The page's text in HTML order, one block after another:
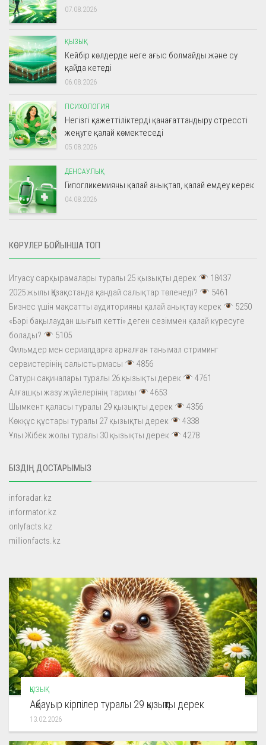
07.08.2026
ҚЫЗЫҚ
Кейбір көлдерде неге ағыс болмайды және су
қайда кетеді
06.08.2026
ПСИХОЛОГИЯ
Негізгі қажеттіліктерді қанағаттандыру стрессті
жеңуге қалай көмектеседі
05.08.2026
ДЕНСАУЛЫҚ
Гипогликемияны қалай анықтап, қалай емдеу керек
04.08.2026
КӨРУЛЕР БОЙЫНША ТОП
Игуасу сарқырамалары туралы 25 қызықты дерек
18437
2025 жылы Қазақстанда қандай салықтар төленеді?
5461
Бизнес үшін мақсатты аудиторияны қалай анықтау керек
5250
«Бәрі бақылаудан шығып кетті» деген сезіммен қалай күресуге
болады?
5105
Фильмдер мен сериалдарға арналған танымал стриминг
сервистерінің салыстырмасы
4856
Сатурн сақиналары туралы 26 қызықты дерек
4761
Алғашқы жазу жүйелерінің тарихы
4653
Шымкент қаласы туралы 29 қызықты дерек
4356
Көкқұс құстары туралы 27 қызықты дерек
4338
Ұлы Жібек жолы туралы 30 қызықты дерек
4278
БІЗДІҢ ДОСТАРЫМЫЗ
inforadar.kz
informator.kz
onlyfacts.kz
millionfacts.kz
ҚЫЗЫҚ
Ақбауыр кірпілер туралы 29 қызықты дерек
13.02.2026